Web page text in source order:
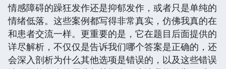
情感障碍的躁狂发作还是抑郁发作，或者只是单纯的
情绪低落。这些案例都写得非常真实，仿佛我真的在
和患者交流一样。更重要的是，它在题目后面提供的
详尽解析，不仅仅是告诉我们哪个答案是正确的，还
会深入剖析为什么其他选项是错误的，以及这些错误